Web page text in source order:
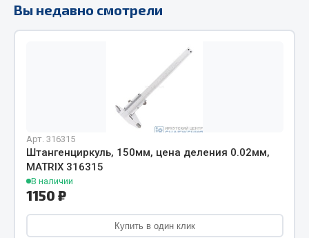
Измерительный инструмент
Крепежный инструмент
Силовое оборудование
Слесарный инструмент
Столярный инструмент
Показать ещё
Вы недавно смотрели
Арт. 316315
Штангенциркуль, 150мм, цена деления 0.02мм,
MATRIX 316315
В наличии
1150 ₽
Купить в один клик